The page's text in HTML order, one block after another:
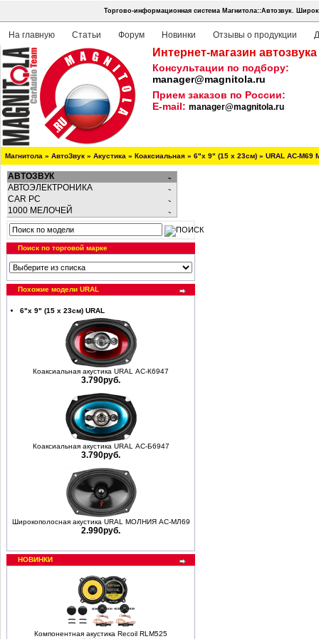
Торгово-информационная система Магнитола::Автозвук.
На главную Статьи Форум Новинки Отзывы о продукции
Интернет-магазин
Консультации по подбору:
manager@magnitola.ru
Прием заказов по России:
E-mail: manager@magnitola.ru
Магнитола » АвтоЗвук » Акустика » Коаксиальная » 6"х 9" (15 х 23см) » URAL AC-M69
АВТОЗВУК
АВТОЭЛЕКТРОНИКА
CAR PC
1000 МЕЛОЧЕЙ
Поиск по торговой марке
Похожие модели URAL
6"х 9" (15 х 23см) URAL
Коаксиальная акустика URAL АС-К6947
3.790руб.
Коаксиальная акустика URAL АС-Б6947
3.790руб.
Широкополосная акустика URAL МОЛНИЯ АС-МЛ69
2.990руб.
НОВИНКИ
Компонентная акустика Recoil RLM525